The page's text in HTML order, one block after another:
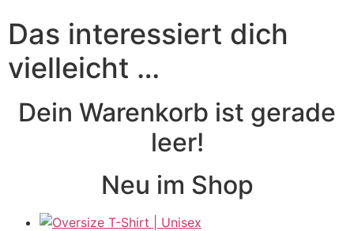
Das interessiert dich
vielleicht …
Dein Warenkorb ist gerade
leer!
Neu im Shop